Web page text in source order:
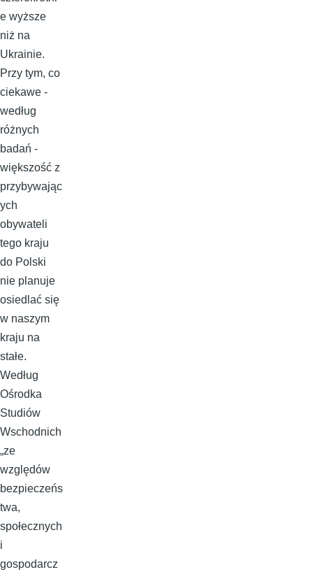
e wyższe
niż na
Ukrainie.
Przy tym, co
ciekawe -
według
różnych
badań -
większość z
przybywając
ych
obywateli
tego kraju
do Polski
nie planuje
osiedlać się
w naszym
kraju na
stałe.
Według
Ośrodka
Studiów
Wschodnich
„ze
względów
bezpieczeńs
twa,
społecznych
i
gospodarcz